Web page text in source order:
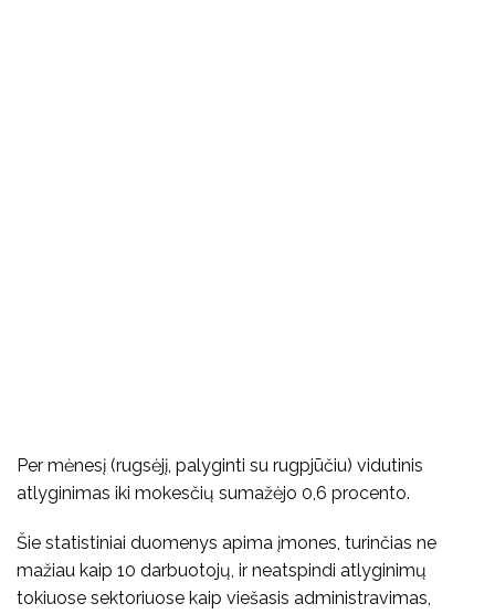
Per mėnesį (rugsėjį, palyginti su rugpjūčiu) vidutinis
atlyginimas iki mokesčių sumažėjo 0,6 procento.
Šie statistiniai duomenys apima įmones, turinčias ne
mažiau kaip 10 darbuotojų, ir neatspindi atlyginimų
tokiuose sektoriuose kaip viešasis administravimas,